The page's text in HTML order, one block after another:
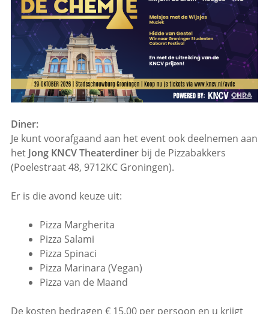
Diner:
Je kunt voorafgaand aan het event ook deelnemen aan
het Jong KNCV Theaterdiner bij de Pizzabakkers
(Poelestraat 48, 9712KC Groningen).
Er is die avond keuze uit:
Pizza Margherita
Pizza Salami
Pizza Spinaci
Pizza Marinara (Vegan)
Pizza van de Maand
De kosten bedragen € 15,00 per persoon en u krijgt